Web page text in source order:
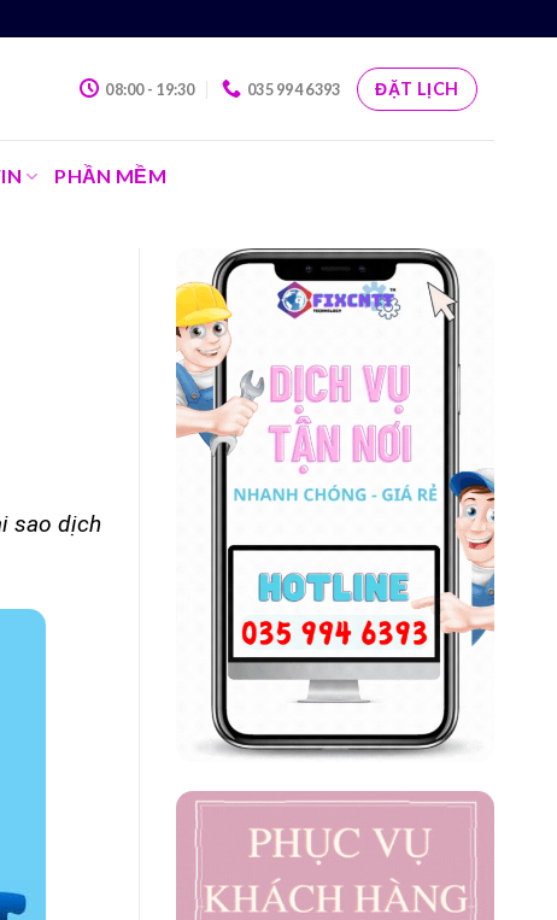
08:00 - 19:30 035 994 6393 ĐẶT LỊCH
PHẦN MỀM
sao dịch